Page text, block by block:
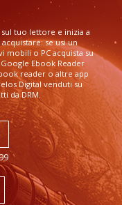
sul tuo lettore e inizia a
se usi un
mobili o PC acquista su
Ebook Reader
reader o altre app
Digital venduti su
da DRM.